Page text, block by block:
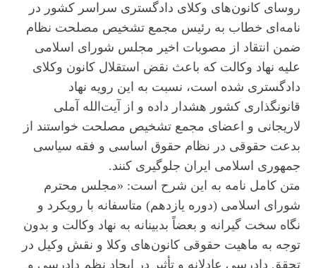
روسای کانون‌های وکلای دادگستری سراسر کشور در
نامه‌ای خطاب به رئیس مجمع تشخیص مصلحت نظام
ضمن انتقاد از مصوبات اخیر مجلس شورای اسلامی
علیه نهاد وکالت که باعث نقض استقلال کانون‌ وکلای
دادگستری شده است، نسبت به این رویه نهاد
قانونگذاری کشور هشدار داده و از آیت‌الله آملی
لاریجانی و اعضای مجمع تشخیص مصلحت خواستند از
بدعت حقوقی در نظام حقوق اساسی و فقه سیاسی
جمهوری اسلامی ایران جلوگیری کنند.
متن کامل نامه به این شرح است: «مجلس محترم
شورای اسلامی (دوره یازدهم) متاسفانه با رویکرد و
نگاه سخت گیرانه و بعضاً بدبینانه به نهاد وکالت و بدون
توجه به ماهیت حقوقی کانون‌های وکلا و نقش وکیل در
تحقق دادرسی عادلانه و تأثیر در ایجاد نظم دادرسی و